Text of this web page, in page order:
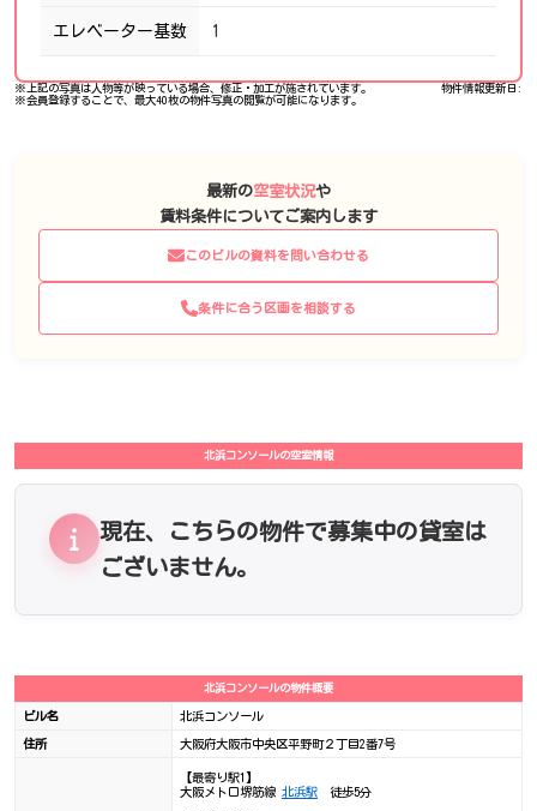
エレベーター基数 1
※上記の写真は人物等が映っている場合、修正・加工が施されています。
※会員登録することで、最大40枚の物件写真の閲覧が可能になります。
物件情報更新日:
最新の空室状況や
賃料条件についてご案内します
このビルの資料を問い合わせる
条件に合う区画を相談する
北浜コンソールの空室情報
現在、こちらの物件で募集中の貸室は
ございません。
北浜コンソールの物件概要
ビル名 北浜コンソール
住所 大阪府大阪市中央区平野町２丁目2番7号
【最寄り駅1】
大阪メトロ堺筋線 北浜駅徒歩5分